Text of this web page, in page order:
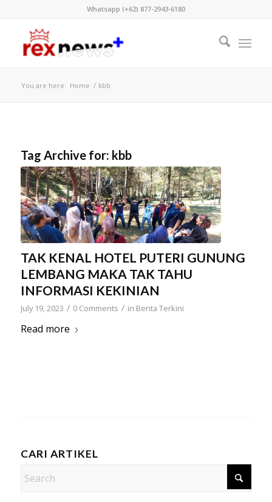
Whatsapp (+62) 877-2943-6180
You are here: Home / kbb
Tag Archive for: kbb
TAK KENAL HOTEL PUTERI GUNUNG
LEMBANG MAKA TAK TAHU
INFORMASI KEKINIAN
July 19, 2023 / 0 Comments / in Berita Terkini
Read more
CARI ARTIKEL